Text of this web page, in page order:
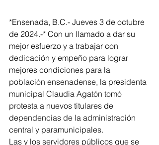
*Ensenada, B.C.- Jueves 3 de octubre
de 2024.-* Con un llamado a dar su
mejor esfuerzo y a trabajar con
dedicación y empeño para lograr
mejores condiciones para la
población ensenadense, la presidenta
municipal Claudia Agatón tomó
protesta a nuevos titulares de
dependencias de la administración
central y paramunicipales.
Las y los servidores públicos que se